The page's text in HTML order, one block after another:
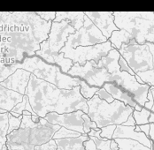
Karte überspringen